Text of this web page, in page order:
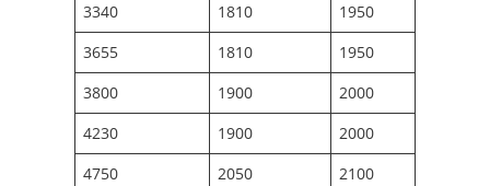
3340
1810
1950
3655
1810
1950
3800
1900
2000
4230
1900
2000
4750
2050
2100